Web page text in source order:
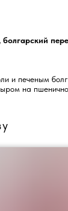
и печеным
на